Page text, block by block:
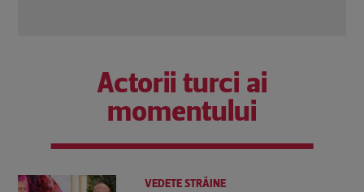
Actorii turci ai
momentului
VEDETE STRĂINE